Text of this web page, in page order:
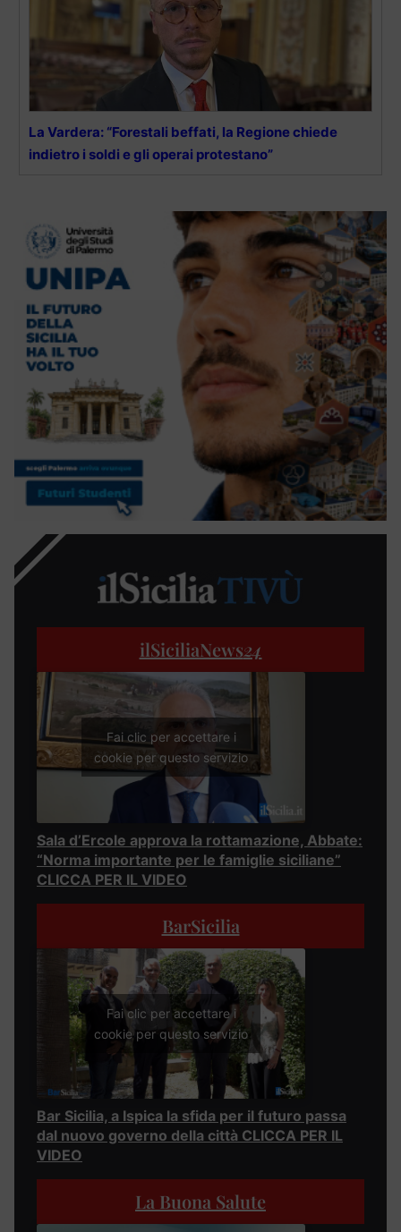
La Vardera: “Forestali beffati, la Regione chiede
indietro i soldi e gli operai protestano”
ilSiciliaNews24
Fai clic per accettare i
cookie per questo servizio
Sala d’Ercole approva la rottamazione, Abbate:
“Norma importante per le famiglie siciliane”
CLICCA PER IL VIDEO
BarSicilia
Fai clic per accettare i
cookie per questo servizio
Bar Sicilia, a Ispica la sfida per il futuro passa
dal nuovo governo della città CLICCA PER IL
VIDEO
La Buona Salute